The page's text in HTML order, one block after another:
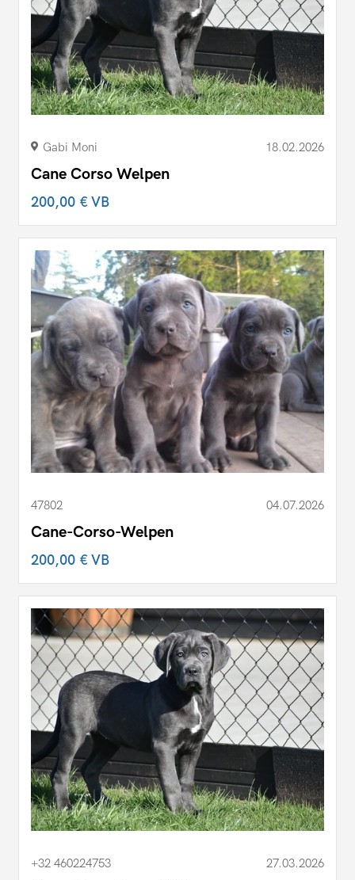
Gabi Moni 18.02.2026
Cane Corso Welpen
200,00 €VB
47802 04.07.2026
Cane-Corso-Welpen
200,00 €VB
+32 460224753 27.03.2026